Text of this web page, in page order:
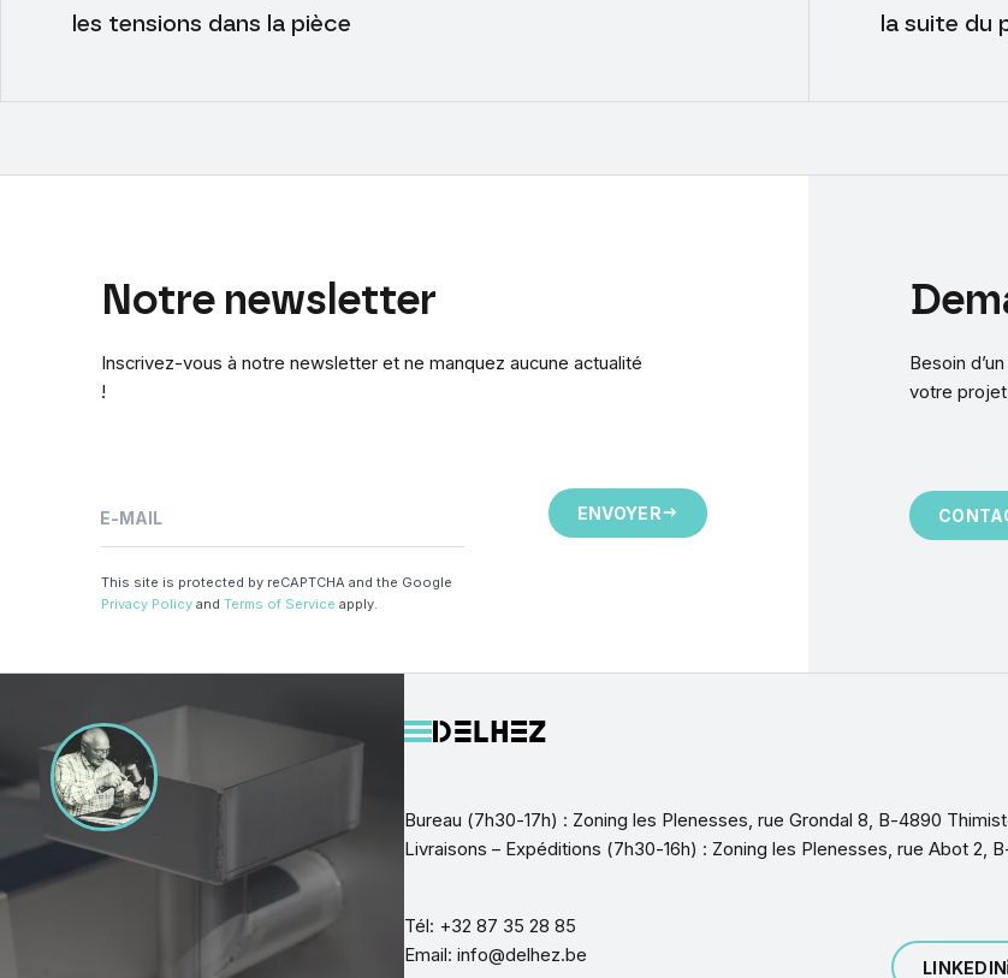
les tensions dans la pièce la suite du
Notre newsletter
Inscrivez-vous à notre newsletter et ne manquez aucune actualité
!
E-MAIL ENVOYER
This site is protected by reCAPTCHA and the Google
Privacy Policy and Terms of Service apply.
Besoin
votre projet
Bureau (7h30-17h) : Zoning les Plenesses, rue Grondal 8, B-4890
Livraisons – Expéditions (7h30-16h) : Zoning les Plenesses, rue Abot 2,
Tél: +32 87 35 28 85
Email: info@delhez.be
LINKEDIN